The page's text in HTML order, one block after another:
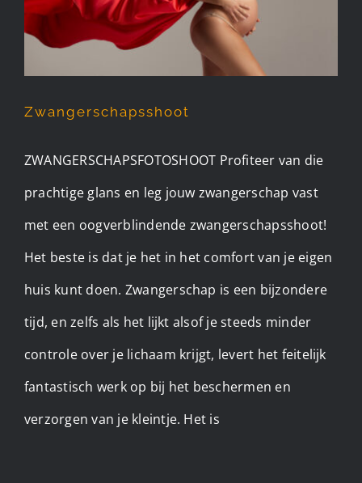
Zwangerschapsshoot
ZWANGERSCHAPSFOTOSHOOT Profiteer van die
prachtige glans en leg jouw zwangerschap vast
met een oogverblindende zwangerschapsshoot!
Het beste is dat je het in het comfort van je eigen
huis kunt doen. Zwangerschap is een bijzondere
tijd, en zelfs als het lijkt alsof je steeds minder
controle over je lichaam krijgt, levert het feitelijk
fantastisch werk op bij het beschermen en
verzorgen van je kleintje. Het is